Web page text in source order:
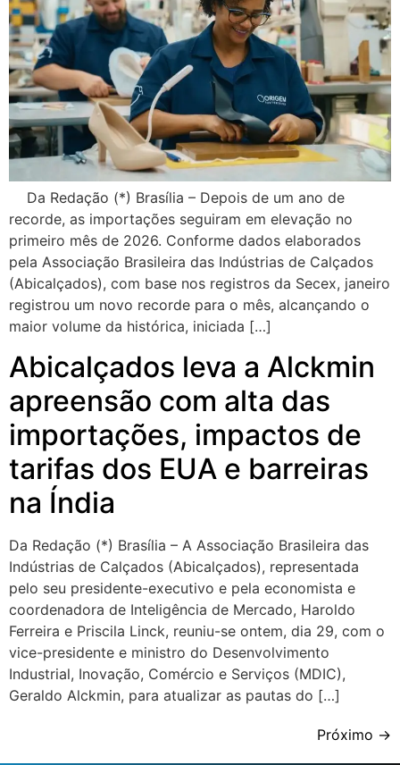
Da Redação (*) Brasília – Depois de um ano de
recorde, as importações seguiram em elevação no
primeiro mês de 2026. Conforme dados elaborados
pela Associação Brasileira das Indústrias de Calçados
(Abicalçados), com base nos registros da Secex, janeiro
registrou um novo recorde para o mês, alcançando o
maior volume da histórica, iniciada […]
Abicalçados leva a Alckmin
apreensão com alta das
importações, impactos de
tarifas dos EUA e barreiras
na Índia
Da Redação (*) Brasília – A Associação Brasileira das
Indústrias de Calçados (Abicalçados), representada
pelo seu presidente-executivo e pela economista e
coordenadora de Inteligência de Mercado, Haroldo
Ferreira e Priscila Linck, reuniu-se ontem, dia 29, com o
vice-presidente e ministro do Desenvolvimento
Industrial, Inovação, Comércio e Serviços (MDIC),
Geraldo Alckmin, para atualizar as pautas do […]
Próximo →